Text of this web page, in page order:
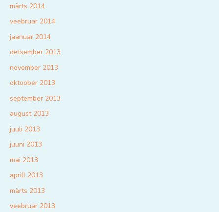
märts 2014
veebruar 2014
jaanuar 2014
detsember 2013
november 2013
oktoober 2013
september 2013
august 2013
juuli 2013
juuni 2013
mai 2013
aprill 2013
märts 2013
veebruar 2013